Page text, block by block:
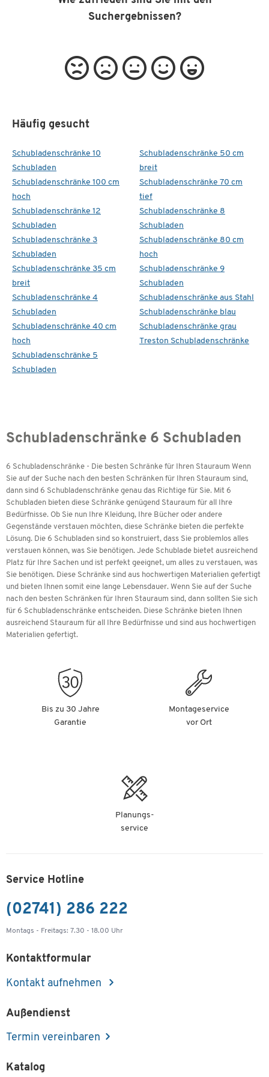
Suchergebnissen?
Häufig gesucht
Schubladenschränke 10
Schubladen
Schubladenschränke 100 cm
hoch
Schubladenschränke 12
Schubladen
Schubladenschränke 3
Schubladen
Schubladenschränke 35 cm
breit
Schubladenschränke 4
Schubladen
Schubladenschränke 40 cm
hoch
Schubladenschränke 5
Schubladen
Schubladenschränke 50 cm
breit
Schubladenschränke 70 cm
tief
Schubladenschränke 8
Schubladen
Schubladenschränke 80 cm
hoch
Schubladenschränke 9
Schubladen
Schubladenschränke aus Stahl
Schubladenschränke blau
Schubladenschränke grau
Treston Schubladenschränke
Schubladenschränke 6 Schubladen
6 Schubladenschränke - Die besten Schränke für Ihren Stauraum Wenn
Sie auf der Suche nach den besten Schränken für Ihren Stauraum sind,
dann sind 6 Schubladenschränke genau das Richtige für Sie. Mit 6
Schubladen bieten diese Schränke genügend Stauraum für all Ihre
Bedürfnisse. Ob Sie nun Ihre Kleidung, Ihre Bücher oder andere
Gegenstände verstauen möchten, diese Schränke bieten die perfekte
Lösung. Die 6 Schubladen sind so konstruiert, dass Sie problemlos alles
verstauen können, was Sie benötigen. Jede Schublade bietet ausreichend
Platz für Ihre Sachen und ist perfekt geeignet, um alles zu verstauen, was
Sie benötigen. Diese Schränke sind aus hochwertigen Materialien gefertigt
und bieten Ihnen somit eine lange Lebensdauer. Wenn Sie auf der Suche
nach den besten Schränken für Ihren Stauraum sind, dann sollten Sie sich
für 6 Schubladenschränke entscheiden. Diese Schränke bieten Ihnen
ausreichend Stauraum für all Ihre Bedürfnisse und sind aus hochwertigen
Materialien gefertigt.
Bis zu 30 Jahre
Garantie
Montageservice
vor Ort
Planungs-
service
Service Hotline
(02741) 286 222
Montags - Freitags: 7.30 - 18.00 Uhr
Kontaktformular
Kontakt aufnehmen
Außendienst
Termin vereinbaren
Katalog